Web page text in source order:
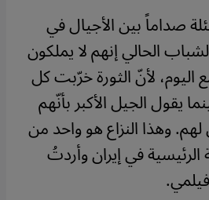
صداماً بين الأجيال في
الحالي إنهم لا يملكون
اليوم، لأنّ الثورة خرّبت كل
يقول الجيل الأكبر بأنّهم
وهذا النزاع هو واحد من
الرئيسية في إيران وأردتُ